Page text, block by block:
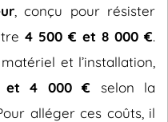
, conçu pour résister
4 500 € et 8 000 €.
et l’installation,
et 4 000 € selon la
alléger ces coûts, il